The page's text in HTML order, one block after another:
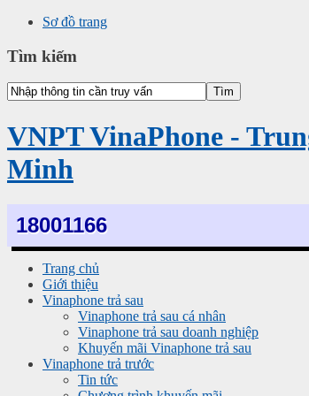
Sơ đồ trang
Tìm kiếm
VNPT VinaPhone -
Minh
18001166
Trang chủ
Giới thiệu
Vinaphone trả sau
Vinaphone trả sau cá nhân
Vinaphone trả sau doanh nghiệp
Khuyến mãi Vinaphone trả sau
Vinaphone trả trước
Tin tức